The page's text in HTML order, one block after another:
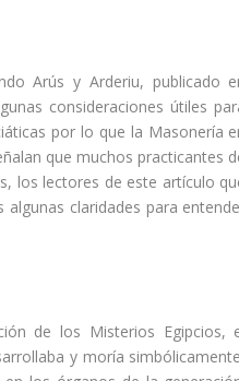
Arús y Arderiu, publicado
consideraciones útiles
por lo que la Masonería
que muchos practicantes
los lectores de este artículo
claridades para
de los Misterios Egipcios,
y moría